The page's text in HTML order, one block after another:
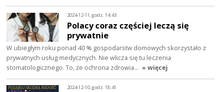
2024-12-11, godz. 14:43
Polacy coraz częściej leczą się
prywatnie
W ubiegłym roku ponad 40 % gospodarstw domowych skorzystało z
prywatnych usług medycznych. Nie wlicza się tu leczenia
stomatologicznego. To, że ochrona zdrowia… » więcej
2024-12-10, godz. 18:41